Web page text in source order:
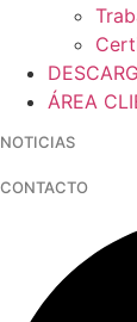
ÁREA
NOTICIAS
CONTACTO